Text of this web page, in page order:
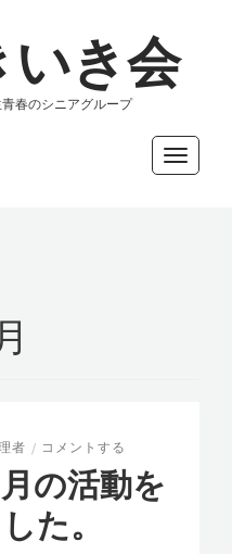
き会
春のシニアグループ
Toggle
者 / コメントする
の活動を
た。